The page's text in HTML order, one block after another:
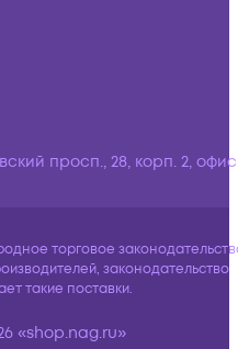
просп., 28, корп. 2,
торговое
законодательство
такие поставки.
«shop.nag.ru»